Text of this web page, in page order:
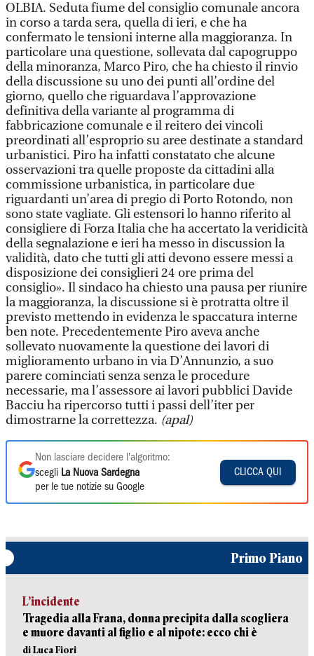
OLBIA. Seduta fiume del consiglio comunale ancora
in corso a tarda sera, quella di ieri, e che ha
confermato le tensioni interne alla maggioranza. In
particolare una questione, sollevata dal capogruppo
della minoranza, Marco Piro, che ha chiesto il rinvio
della discussione su uno dei punti all’ordine del
giorno, quello che riguardava l’approvazione
definitiva della variante al programma di
fabbricazione comunale e il reitero dei vincoli
preordinati all’esproprio su aree destinate a standard
urbanistici. Piro ha infatti constatato che alcune
osservazioni tra quelle proposte da cittadini alla
commissione urbanistica, in particolare due
riguardanti un’area di pregio di Porto Rotondo, non
sono state vagliate. Gli estensori lo hanno riferito al
consigliere di Forza Italia che ha accertato la veridicità
della segnalazione e ieri ha messo in discussion la
validità, dato che tutti gli atti devono essere messi a
disposizione dei consiglieri 24 ore prima del
consiglio». Il sindaco ha chiesto una pausa per riunire
la maggioranza, la discussione si è protratta oltre il
previsto mettendo in evidenza le spaccatura interne
ben note. Precedentemente Piro aveva anche
sollevato nuovamente la questione dei lavori di
miglioramento urbano in via D’Annunzio, a suo
parere cominciati senza senza le procedure
necessarie, ma l’assessore ai lavori pubblici Davide
Bacciu ha ripercorso tutti i passi dell’iter per
dimostrarne la correttezza. (apal)
Non lasciare decidere l'algoritmo:
scegli La Nuova Sardegna
per le tue notizie su Google
CLICCA QUI
Primo Piano
L’incidente
Tragedia alla Frana, donna precipita dalla scogliera
e muore davanti al figlio e al nipote: ecco chi è
di Luca Fiori